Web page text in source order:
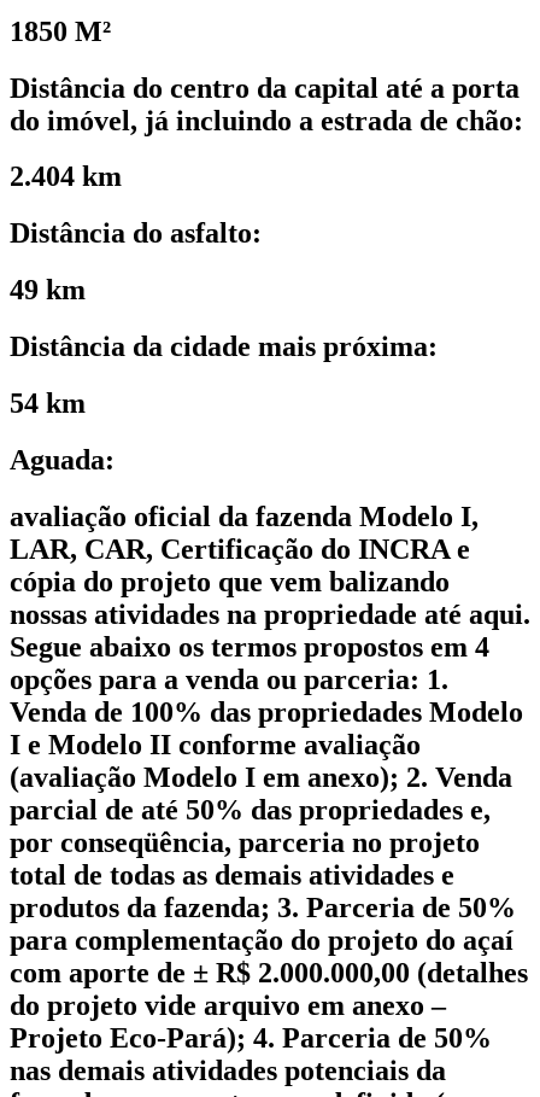
1850 M²
Distância do centro da capital até a porta
do imóvel, já incluindo a estrada de chão:
2.404 km
Distância do asfalto:
49 km
Distância da cidade mais próxima:
54 km
Aguada:
avaliação oficial da fazenda Modelo I,
LAR, CAR, Certificação do INCRA e
cópia do projeto que vem balizando
nossas atividades na propriedade até aqui.
Segue abaixo os termos propostos em 4
opções para a venda ou parceria: 1.
Venda de 100% das propriedades Modelo
I e Modelo II conforme avaliação
(avaliação Modelo I em anexo); 2. Venda
parcial de até 50% das propriedades e,
por conseqüência, parceria no projeto
total de todas as demais atividades e
produtos da fazenda; 3. Parceria de 50%
para complementação do projeto do açaí
com aporte de ± R$ 2.000.000,00 (detalhes
do projeto vide arquivo em anexo –
Projeto Eco-Pará); 4. Parceria de 50%
nas demais atividades potenciais da